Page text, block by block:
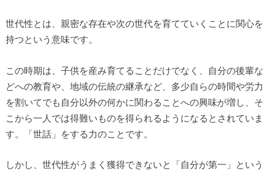
世代性とは、親密な存在や次の世代を育てていくことに関心を
持つという意味です。
この時期は、子供を産み育てることだけでなく、自分の後輩な
どへの教育や、地域の伝統の継承など、多少自らの時間や労力
を割いてでも自分以外の何かに関わることへの興味が増し、そ
こから一人では得難いものを得られるようになるとされていま
す。「世話」をする力のことです。
しかし、世代性がうまく獲得できないと「自分が第一」という